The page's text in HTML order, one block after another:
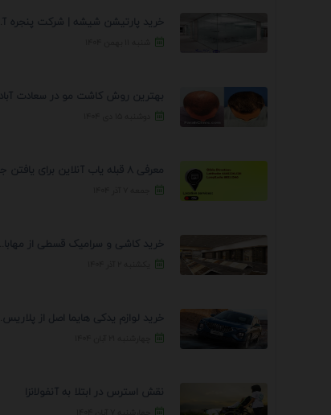
خرید پارتیشن شیشه | شرکت پنجره آسمان
بهترین روش کاشت مو در سعادت آباد
معرفی 8 قبله یاب آنلاین برای یافتن جهت انجام ...
نقش استرس در ابتلا به آنفولانزا